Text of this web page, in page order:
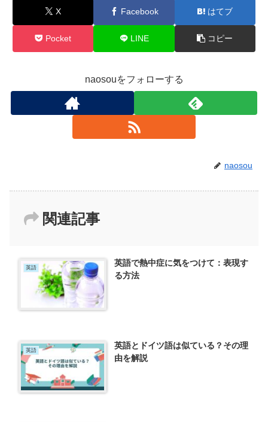
X Facebook はてブ
Pocket LINE コピー
naosouをフォローする
naosou
関連記事
英語
英語で熱中症に気をつけて：表現す
る方法
英語
英語とドイツ語は似ている？その理
由を解説